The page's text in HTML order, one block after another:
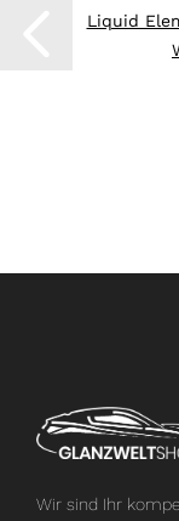
Liquid
Wir sind Ihr